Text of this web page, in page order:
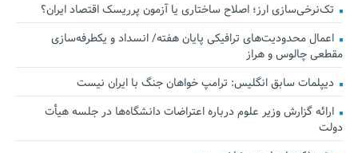
تک‌نرخی‌سازی ارز؛ اصلاح ساختاری یا آزمون پرریسک اقتصاد ایران؟
اعمال محدودیت‌های ترافیکی پایان هفته/ انسداد و یکطرفه‌سازی
مقطعی چالوس و هراز
دیپلمات سابق انگلیس:‌ ترامپ خواهان جنگ با ایران نیست
ارائه گزارش وزیر علوم درباره اعتراضات دانشگاه‌ها در جلسه هیأت
دولت